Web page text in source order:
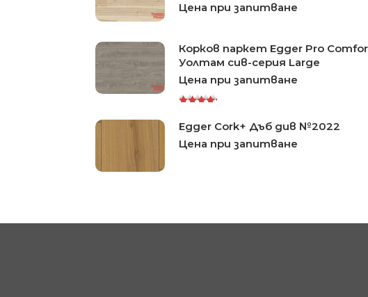
Цена при запитване
Корков паркет Egger Pro
Уолтам сив-серия Large
Цена при запитване
5.00out
Egger Cork+ Дъб див №2022
Цена при запитване